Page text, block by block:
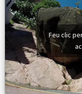
Feu clic